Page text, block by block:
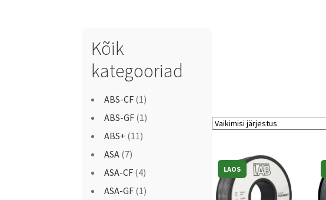
Kõik
kategooriad
ABS-CF (1)
ABS-GF (1)
ABS+ (11)
ASA (7)
ASA-CF (4)
ASA-GF (1)
LAOS